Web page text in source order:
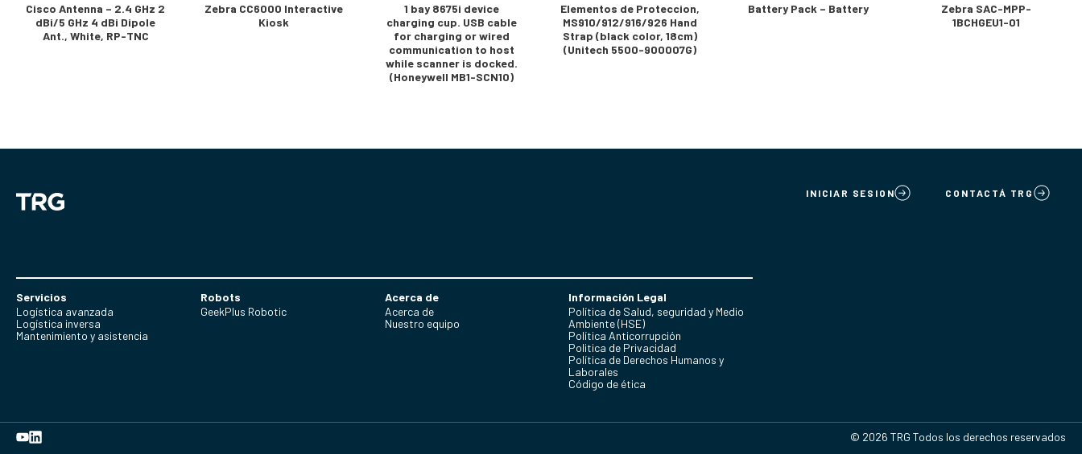
Cisco Antenna – 2.4 GHz 2
dBi/5 GHz 4 dBi Dipole
Ant., White, RP-TNC
Zebra CC6000 Interactive
Kiosk
1 bay 8675i device
charging cup. USB cable
for charging or wired
communication to host
while scanner is docked.
(Honeywell MB1-SCN10)
Elementos de Proteccion,
MS910/912/916/926 Hand
Strap (black color, 18cm)
(Unitech 5500-900007G)
Battery Pack – Battery
Zebra SAC-MPP-
1BCHGEU1-01
INICIAR SESION CONTACTÁ TRG
Servicios
Logística avanzada
Logística inversa
Mantenimiento y asistencia
Robots
GeekPlus Robotic
Acerca de
Acerca de
Nuestro equipo
Información Legal
Política de Salud, seguridad y Medio
Ambiente (HSE)
Política Anticorrupción
Politica de Privacidad
Política de Derechos Humanos y
Laborales
Código de ética
© 2026 TRG Todos los derechos reservados